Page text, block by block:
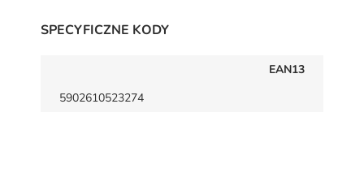
SPECYFICZNE KODY
EAN13
5902610523274